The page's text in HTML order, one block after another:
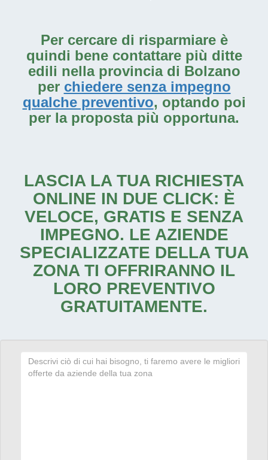
Per cercare di risparmiare è
quindi bene contattare più ditte
edili nella provincia di Bolzano
per chiedere senza impegno
qualche preventivo, optando poi
per la proposta più opportuna.
LASCIA LA TUA RICHIESTA
ONLINE IN DUE CLICK: È
VELOCE, GRATIS E SENZA
IMPEGNO. LE AZIENDE
SPECIALIZZATE DELLA TUA
ZONA TI OFFRIRANNO IL
LORO PREVENTIVO
GRATUITAMENTE.